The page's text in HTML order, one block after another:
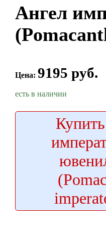
Ангел
Цена: 9195 руб.
есть в наличии
Купить